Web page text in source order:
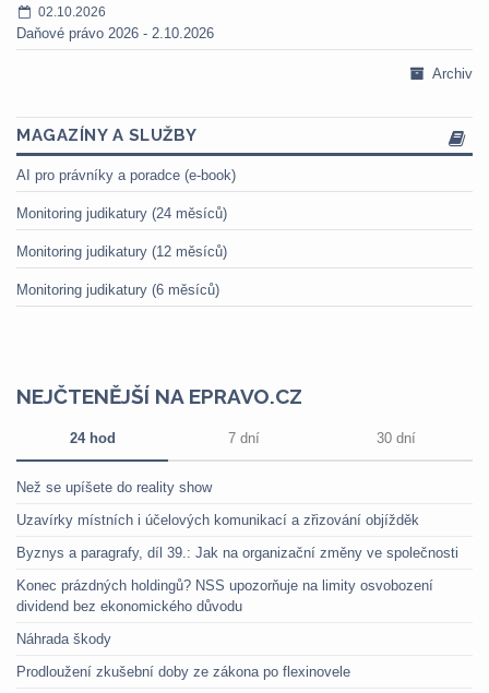
02.10.2026
Daňové právo 2026 - 2.10.2026
Archiv
MAGAZÍNY A SLUŽBY
AI pro právníky a poradce (e-book)
Monitoring judikatury (24 měsíců)
Monitoring judikatury (12 měsíců)
Monitoring judikatury (6 měsíců)
NEJČTENĚJŠÍ NA EPRAVO.CZ
24 hod 7 dní 30 dní
Než se upíšete do reality show
Uzavírky místních i účelových komunikací a zřizování objížděk
Byznys a paragrafy, díl 39.: Jak na organizační změny ve společnosti
Konec prázdných holdingů? NSS upozorňuje na limity osvobození
dividend bez ekonomického důvodu
Náhrada škody
Prodloužení zkušební doby ze zákona po flexinovele